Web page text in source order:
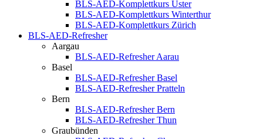
BLS-AED-Komplettkurs Uster
BLS-AED-Komplettkurs Winterthur
BLS-AED-Komplettkurs Zürich
BLS-AED-Refresher
Aargau
BLS-AED-Refresher Aarau
Basel
BLS-AED-Refresher Basel
BLS-AED-Refresher Pratteln
Bern
BLS-AED-Refresher Bern
BLS-AED-Refresher Thun
Graubünden